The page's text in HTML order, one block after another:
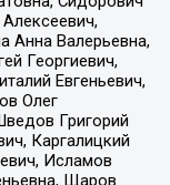
Анна Валерьевна,
Георгиевич,
Евгеньевич,
Олег
Григорий
Каргалицкий
Исламов
Щаров